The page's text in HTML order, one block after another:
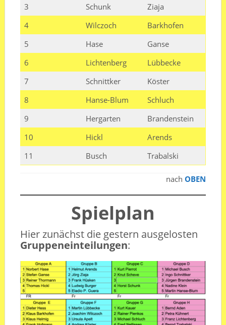
3
Schunk
Ziaja
4
Wilczoch
Barkhofen
5
Hase
Ganse
6
Lichtenberg
Lübbecke
7
Schnittker
Köster
8
Hanse-Blum
Schluch
9
Hergarten
Brandenstein
10
Hickl
Arends
11
Busch Trabalski
nachOBEN
Spielplan
Hier zunächst die gestern ausgelosten
Gruppeneinteilungen: